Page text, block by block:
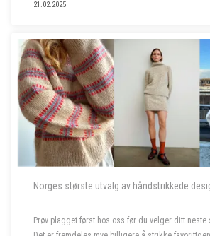
21.02.2025
Norges største utvalg av håndstrikkede
Prøv plagget først hos oss før du velger ditt neste